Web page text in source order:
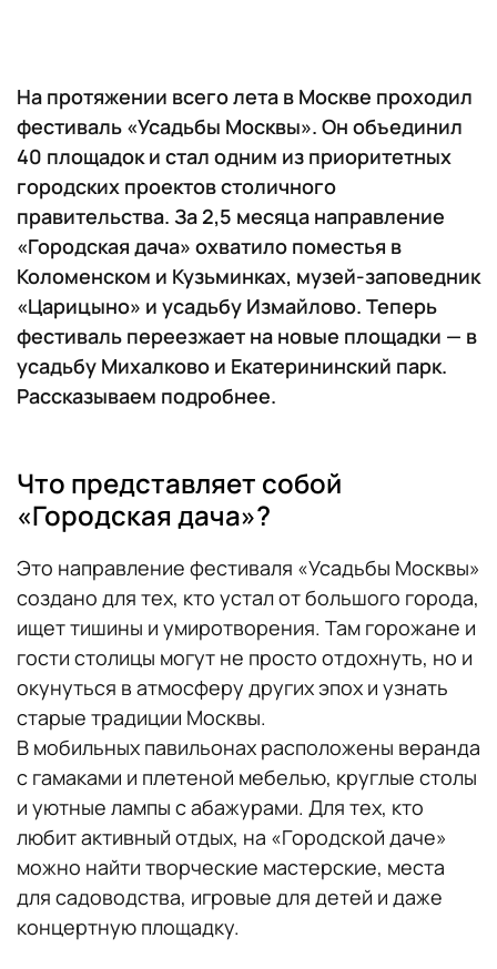
На протяжении всего лета в Москве проходил
фестиваль «Усадьбы Москвы». Он объединил
40 площадок и стал одним из приоритетных
городских проектов столичного
правительства. За 2,5 месяца направление
«Городская дача» охватило поместья в
Коломенском и Кузьминках, музей-заповедник
«Царицыно» и усадьбу Измайлово. Теперь
фестиваль переезжает на новые площадки — в
усадьбу Михалково и Екатерининский парк.
Рассказываем подробнее.
Что представляет собой
«Городская дача»?
Это направление фестиваля «Усадьбы Москвы»
создано для тех, кто устал от большого города,
ищет тишины и умиротворения. Там горожане и
гости столицы могут не просто отдохнуть, но и
окунуться в атмосферу других эпох и узнать
старые традиции Москвы.
В мобильных павильонах расположены веранда
с гамаками и плетеной мебелью, круглые столы
и уютные лампы с абажурами. Для тех, кто
любит активный отдых, на «Городской даче»
можно найти творческие мастерские, места
для садоводства, игровые для детей и даже
концертную площадку.